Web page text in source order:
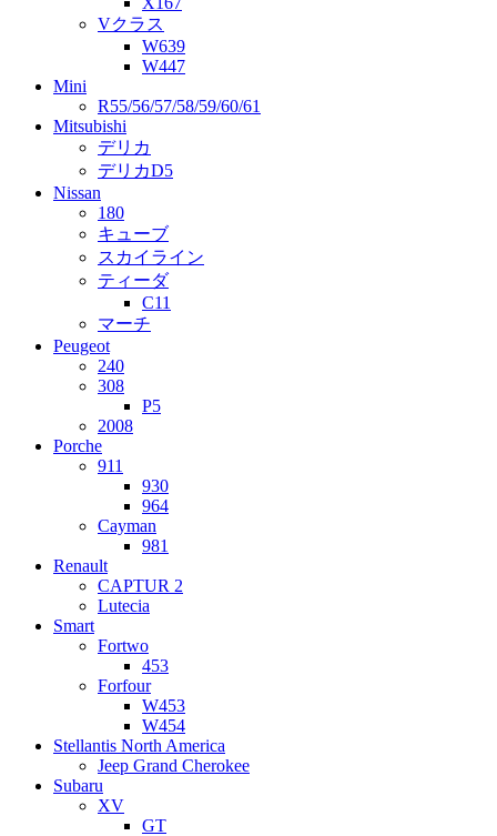
Vクラス
W639
W447
Mini
R55/56/57/58/59/60/61
Mitsubishi
デリカ
デリカD5
Nissan
180
キューブ
スカイライン
ティーダ
C11
マーチ
Peugeot
240
308
P5
2008
Porche
911
930
964
Cayman
981
Renault
CAPTUR 2
Lutecia
Smart
Fortwo
453
Forfour
W453
W454
Stellantis North America
Jeep Grand Cherokee
Subaru
XV
GT